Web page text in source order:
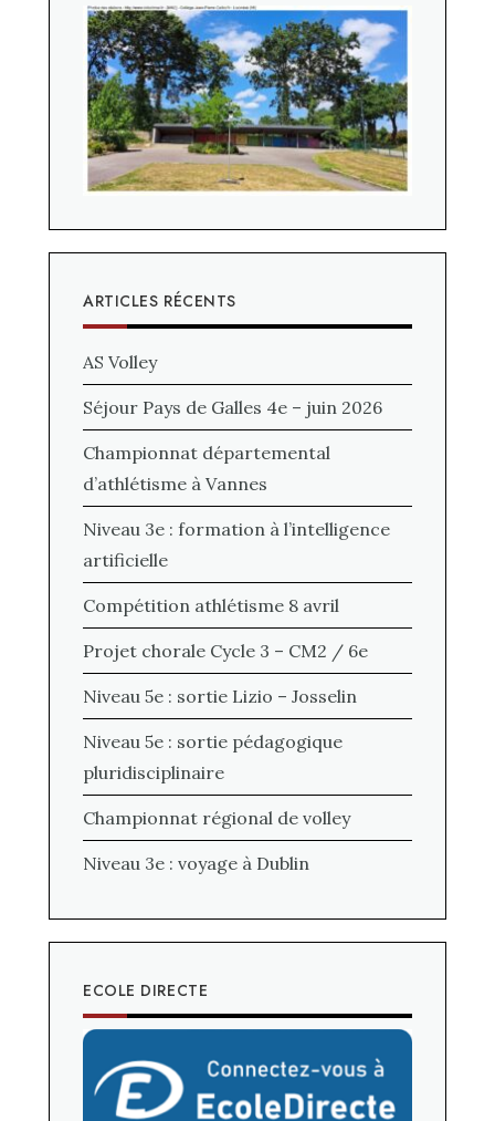
ARTICLES RÉCENTS
AS Volley
Séjour Pays de Galles 4e – juin 2026
Championnat départemental
d’athlétisme à Vannes
Niveau 3e : formation à l’intelligence
artificielle
Compétition athlétisme 8 avril
Projet chorale Cycle 3 – CM2 / 6e
Niveau 5e : sortie Lizio – Josselin
Niveau 5e : sortie pédagogique
pluridisciplinaire
Championnat régional de volley
Niveau 3e : voyage à Dublin
ECOLE DIRECTE